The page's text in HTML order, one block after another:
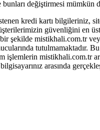
bunları değiştirmesi mümkün
kredi kartı bilgileriniz,
güvenliğini en
şekilde mistikhali.com.tr
tutulmamaktadır.
işlemlerin mistikhali.com.tr
arasında